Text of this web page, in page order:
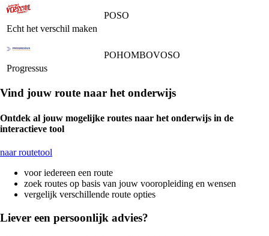
Echt het verschil maken
POSO
Progressus
POHOMBOVOSO
Vind jouw route naar het onderwijs
Ontdek al jouw mogelijke routes naar het onderwijs in de
interactieve tool
naar routetool
voor iedereen een route
zoek routes op basis van jouw vooropleiding en wensen
vergelijk verschillende route opties
Liever een persoonlijk advies?